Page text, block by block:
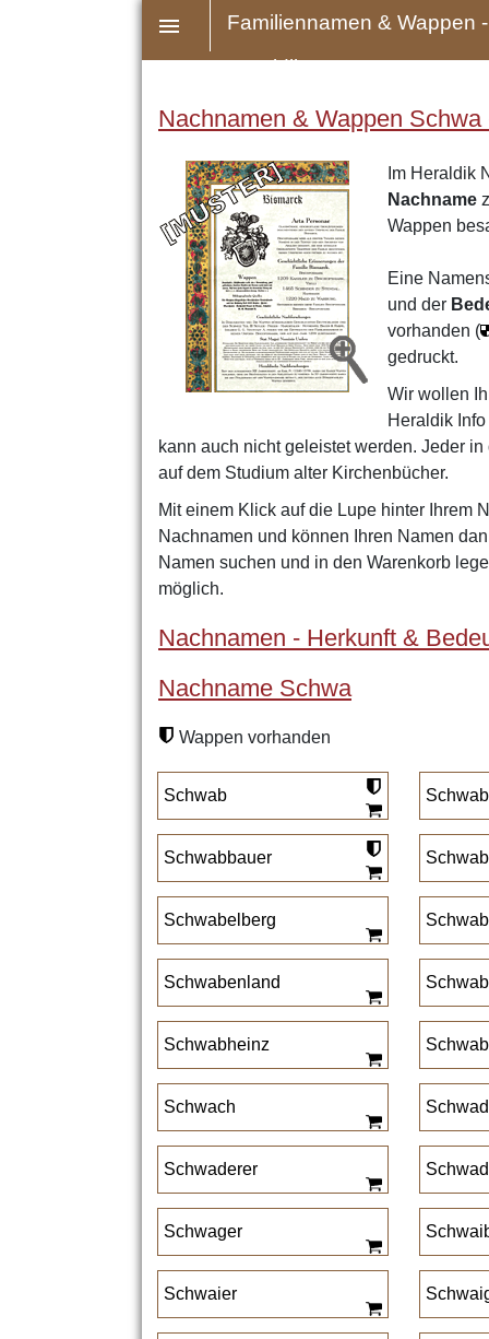
Familiennamen & Wappen -
Heraldik
Nachnamen & Wappen
Im Heraldik
Nachname
Wappen
Eine
und der
vorhanden (
gedruckt.
Wir wollen
Heraldik
kann auch nicht geleistet werden. Jeder
auf dem Studium alter Kirchenbücher.
Mit einem Klick auf die Lupe hinter Ihrem
Nachnamen und können Ihren Namen
Namen suchen und in den Warenkorb
möglich.
Nachnamen - Herkunft &
Nachname Schwa
Wappen vorhanden
Schwab
Schwabbauer
Schwabelberg
Schwabenland
Schwabheinz
Schwach
Schwaderer
Schwager
Schwaier